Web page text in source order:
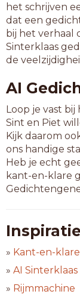
het schrijven
dat een
bij het verhaal
Sinterklaas
de
AI
Loop je vast
Sint en Piet
Kijk daarom
ons handige
Heb je echt
kant-en-klare
» Kant-en-
» AI
» Rijmmachine